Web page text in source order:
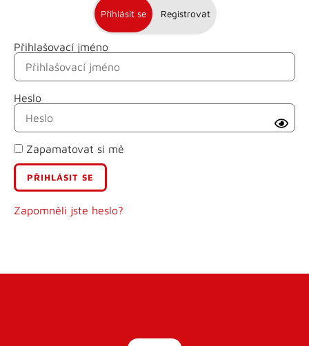
Přihlásit se Registrovat
Přihlašovací jméno
Heslo
Zapamatovat si mě
Zapomněli jste heslo?
Jméno
Příjmení
E-mail
Uživatelské jméno